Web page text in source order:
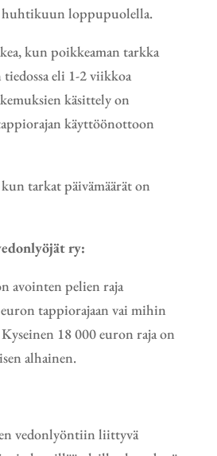
loppupuolella.
kun poikkeaman tarkka
tiedossa eli 1-2 viikkoa
käsittely on
käyttöönottoon
tarkat päivämäärät on
ry:
avointen pelien raja
euron tappiorajaan vai mihin
18 000 euron raja on
alhainen.
vedonlyöntiin liittyvä